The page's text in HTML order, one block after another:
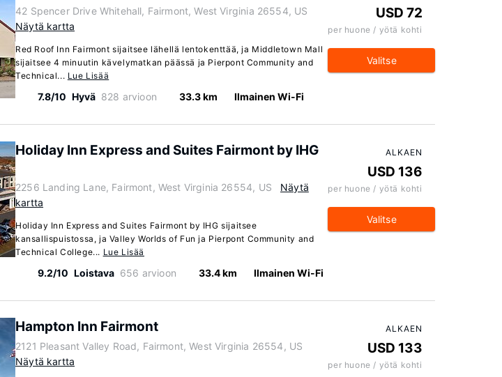
42 Spencer Drive Whitehall, Fairmont, West Virginia 26554, US
Näytä kartta
Red Roof Inn Fairmont sijaitsee lähellä lentokenttää, ja Middletown Mall
sijaitsee 4 minuutin kävelymatkan päässä ja Pierpont Community and
Technical... Lue Lisää
7.8/10 Hyvä 828 arvioon 33.3 km Ilmainen Wi-Fi
USD 72
per huone / yötä kohti
Valitse
Holiday Inn Express and Suites Fairmont by IHG
2256 Landing Lane, Fairmont, West Virginia 26554, US
Näytä
kartta
Holiday Inn Express and Suites Fairmont by IHG sijaitsee
kansallispuistossa, ja Valley Worlds of Fun ja Pierpont Community and
Technical College... Lue Lisää
9.2/10 Loistava 656 arvioon 33.4 km Ilmainen Wi-Fi
ALKAEN
USD 136
per huone / yötä kohti
Valitse
Hampton Inn Fairmont
2121 Pleasant Valley Road, Fairmont, West Virginia 26554, US
Näytä kartta
ALKAEN
USD 133
per huone / yötä kohti